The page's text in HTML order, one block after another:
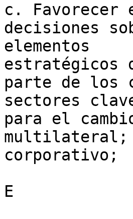
c. Favorecer
decisiones
elementos
estratégicos
parte de los
sectores
para el
multilateral;
corporativo;
E